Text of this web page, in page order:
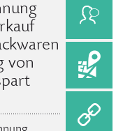
von